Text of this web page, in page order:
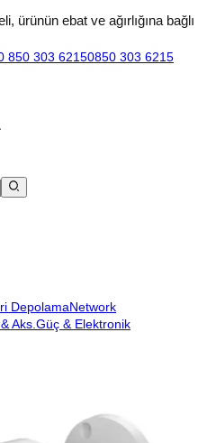
ürünün ebat ve ağırlığına bağlı
850 303 62150850 303 6215
DepolamaNetwork
& Aks.Güç & Elektronik